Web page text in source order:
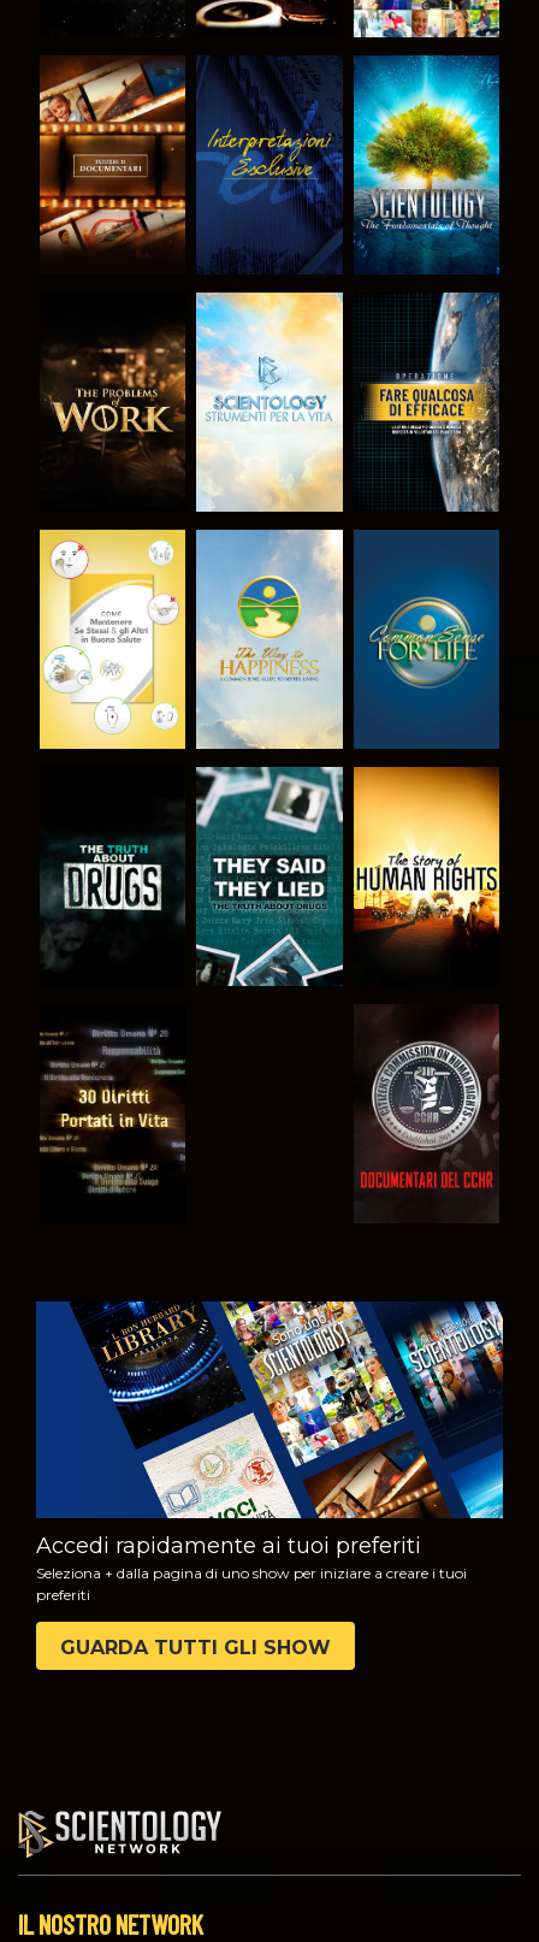
ESPLORA LE
GUARDA
ESPLORA LE
SERIE
ESPLORA LE
SERIE
ESPLORA LE
SERIE
GUARDA
GUARDA GUARDA GUARDA
GUARDA GUARDA GUARDA
GUARDA GUARDA
GUARDA
ESPLORA LE
SERIE
Accedi rapidamente ai tuoi preferiti
Seleziona + dalla pagina di uno show per iniziare a creare i tuoi
preferiti
GUARDA TUTTI GLI SHOW
IL NOSTRO NETWORK